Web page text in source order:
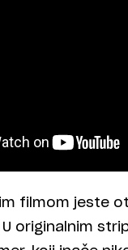
filmom jeste
U originalnim